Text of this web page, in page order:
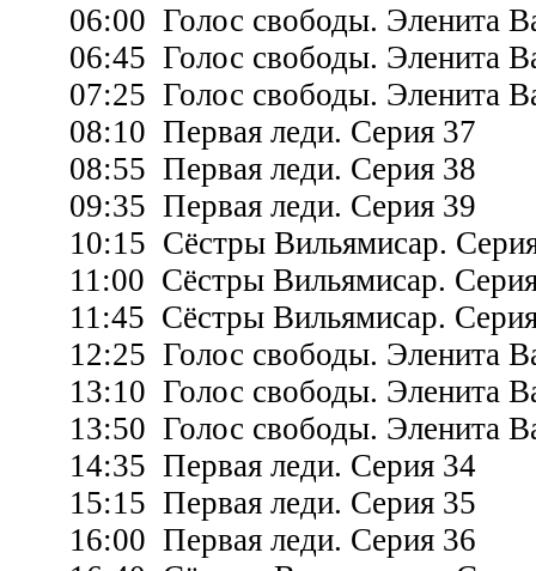
06:00 Голос свободы. Эленита
06:45 Голос свободы. Эленита
07:25 Голос свободы. Эленита
08:10 Первая леди. Серия 37
08:55 Первая леди. Серия 38
09:35 Первая леди. Серия 39
10:15 Сёстры Вильямисар.
11:00 Сёстры Вильямисар.
11:45 Сёстры Вильямисар.
12:25 Голос свободы. Эленита
13:10 Голос свободы. Эленита
13:50 Голос свободы. Эленита
14:35 Первая леди. Серия 34
15:15 Первая леди. Серия 35
16:00 Первая леди. Серия 36